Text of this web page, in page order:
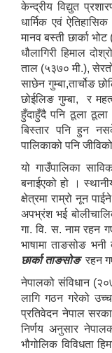
केन्द्रीय विद्युत
धार्मिक एवं
मानव बस्ती छार्का
धौलागिरी हिमाल
ताल (५३७० मी.),
साछेन गुम्बा,तार्चोङ
छोईलिङ गुम्बा, र
हुँदाहुँदै पनि ठूला ठूला
बिस्तार पनि हुन
पालिकाको पनि
यो गाउँपालिका
बनाईएको हो ।
क्षेत्रमा राम्रो नून
अपभ्रंश भई
गा. वि. स. नाम रहन
भाषामा ताङसोङ
छार्का ताङसोङ रहन
नेपालको संविधान
लागि गठन गरेको
प्रतिवेदन नेपाल
निर्णय अनुसार
भौगोलिक विविधता